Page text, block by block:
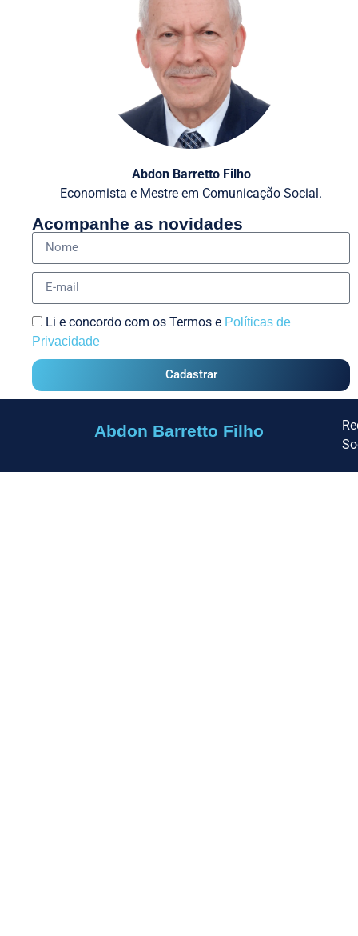
Abdon Barretto Filho
Economista e Mestre em Comunicação Social.
Acompanhe as novidades
Li e concordo com os Termos e Políticas de
Privacidade
Cadastrar
Abdon Barretto Filho